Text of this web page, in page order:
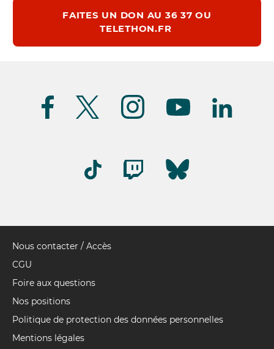
FAITES UN DON AU 36 37 OU
TELETHON.FR
Pied
de
Nous contacter / Accès
CGU
Foire aux questions
Nos positions
Politique de protection des données personnelles
Mentions légales